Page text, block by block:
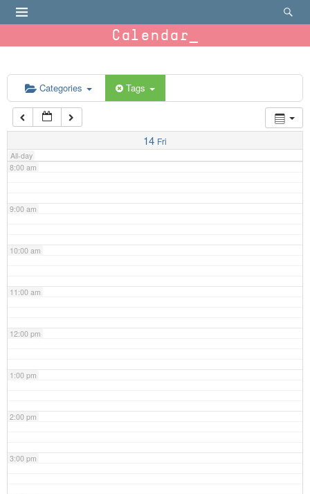
Calendar
Categories Tags
14 Fri
All-day
6:00 am
7:00 am
8:00 am
9:00 am
10:00 am
11:00 am
12:00 pm
1:00 pm
2:00 pm
3:00 pm